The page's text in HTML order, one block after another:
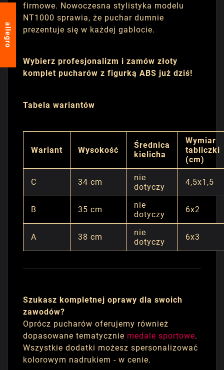
firmowe. Nowoczesna stylistyka modelu
NT1000 sprawia, że puchar dumnie
prezentuje się w każdej gablocie.
Wybierz profesjonalizm i zamów złoty
komplet pucharów z figurką ABS już dziś!
Tabela wariantów
Wariant Wysokość
Średnica
kielicha
Wymiar
tabliczki
(cm)
C 34 cm
nie
dotyczy
4,5x1,5
B 35 cm
nie
dotyczy
6x2
A 38 cm
nie
dotyczy
6x3
Szukasz kompletnej oprawy dla swoich
zawodów?
Oprócz pucharów oferujemy również
dopasowane tematycznie medale sportowe.
Wszystkie dodatki możesz spersonalizować
kolorowym nadrukiem - w cenie.
allegro